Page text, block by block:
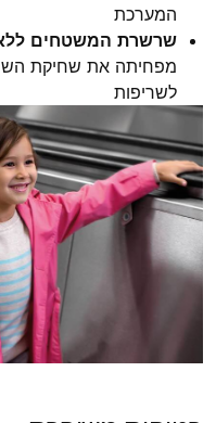
המערכת
שרשרת המשטחים
מפחיתה את שחיקת
לשריפות